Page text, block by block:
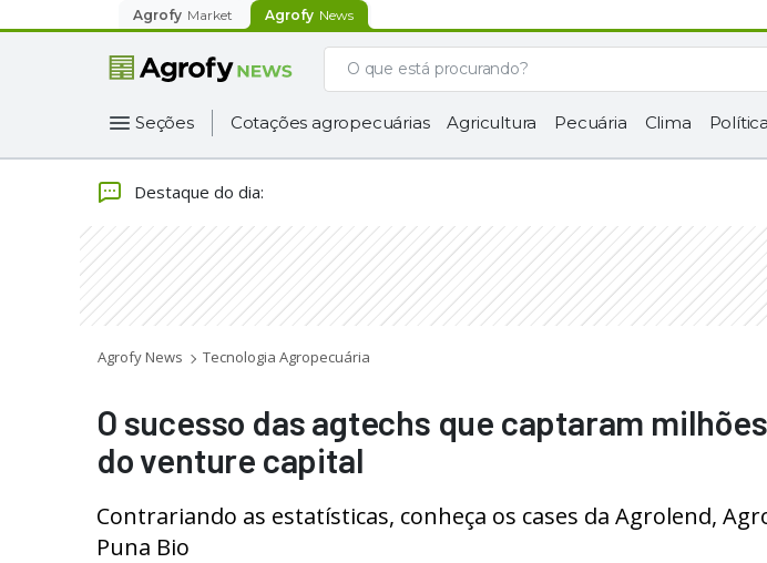
Agrofy Market Agrofy News
Seções Cotações agropecuárias Agricultura Pecuária Clima Política
Destaque do dia:
Agrofy News Tecnologia Agropecuária
O sucesso das agtechs que captaram
do venture capital
Contrariando as estatísticas, conheça os cases da Agrolend,
Puna Bio